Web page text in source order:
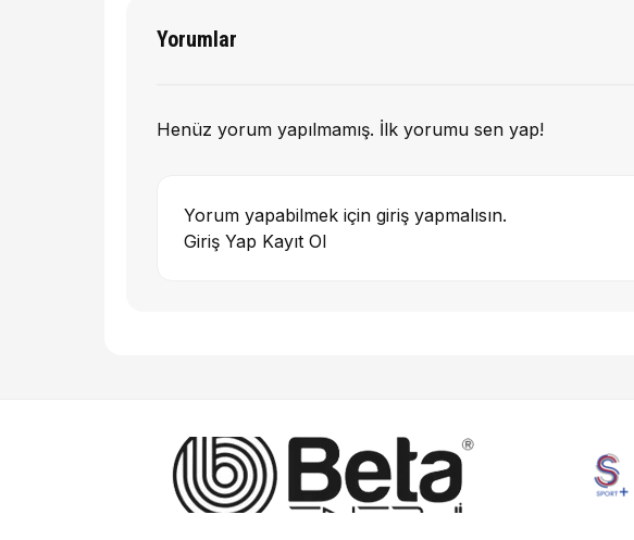
Yorumlar
Henüz yorum yapılmamış. İlk yorumu sen yap!
Yorum yapabilmek için giriş yapmalısın.
Giriş Yap Kayıt Ol